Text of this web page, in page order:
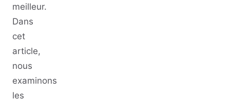
meilleur.
Dans
cet
article,
nous
examinons
les